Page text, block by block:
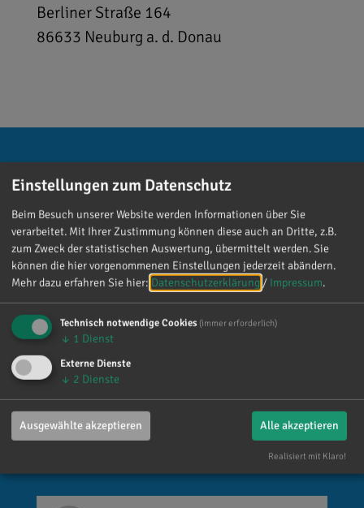
Berliner Straße 164
86633 Neuburg a. d. Donau
Einstellungen zum Datenschutz
Beim Besuch unserer Website werden Informationen über Sie
verarbeitet. Mit Ihrer Zustimmung können diese auch an Dritte, z.B.
zum Zweck der statistischen Auswertung, übermittelt werden. Sie
können die hier vorgenommenen Einstellungen jederzeit abändern.
Mehr dazu erfahren Sie hier: Datenschutzerklärung / Impressum.
Technisch notwendige Cookies (immer erforderlich)
↓ 1 Dienst
Externe Dienste
↓ 2 Dienste
Ausgewählte akzeptieren Alle akzeptieren
Realisiert mit Klaro!